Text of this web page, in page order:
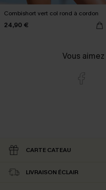
Combishort vert col rond à cordon
24,90 €
Vous
CARTE CATEAU
LIVRAISON ÉCLAIR